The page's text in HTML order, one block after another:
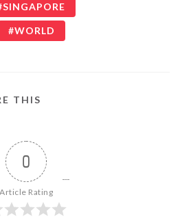
SINGAPORE
WORLD
THIS
0
Article Rating